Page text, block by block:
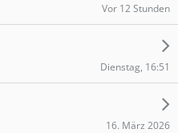
Vor 12 Stunden
Dienstag, 16:51
16. März 2026